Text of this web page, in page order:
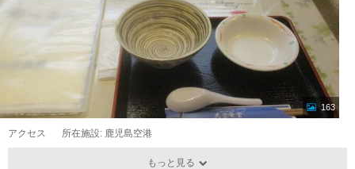
163
アクセス 所在施設: 鹿児島空港
もっと見る